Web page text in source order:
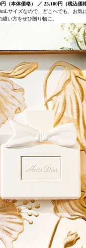
（本体価格） ／ 23,100円（税込価格
サイズなので、どこへでも、お気
い方をぜひ贈り物に。